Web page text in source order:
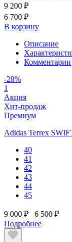
9 200 ₽
6 700 ₽
В корзину
Описание
Комментарии
-28%
1
Акция
Хит-продаж
Премиум
Adidas Terrex
40
41
42
43
44
45
9 000 ₽
6 500 ₽
Подробнее